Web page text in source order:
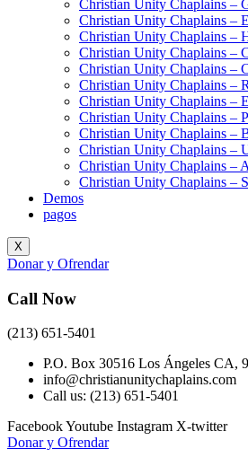
Christian Unity Chaplains –
Christian Unity Chaplains –
Christian Unity Chaplains –
Christian Unity Chaplains –
Christian Unity Chaplains –
Christian Unity Chaplains –
Christian Unity Chaplains –
Christian Unity Chaplains –
Christian Unity Chaplains –
Christian Unity Chaplains –
Christian Unity Chaplains –
Christian Unity Chaplains –
Demos
pagos
X
Donar y Ofrendar
Call Now
(213) 651-5401
P.O. Box 30516 Los Ángeles CA,
info@christianunitychaplains.com
Call us: (213) 651-5401
FacebookYoutube Instagram X-twitter
Donar y Ofrendar